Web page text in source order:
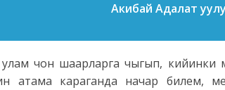
Акибай Адалат уулу
чон шаарларга чыгып, кийинки
атама караганда начар билем,